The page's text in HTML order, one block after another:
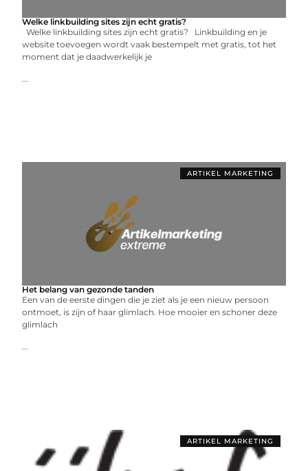
Welke linkbuilding sites zijn echt gratis?
Welke linkbuilding sites zijn echt gratis? Linkbuilding en je
website toevoegen wordt vaak bestempelt met gratis, tot het
moment dat je daadwerkelijk je
...
ARTIKEL MARKETING
Het belang van gezonde tanden
Een van de eerste dingen die je ziet als je een nieuw persoon
ontmoet, is zijn of haar glimlach. Hoe mooier en schoner deze
glimlach
...
ARTIKEL MARKETING